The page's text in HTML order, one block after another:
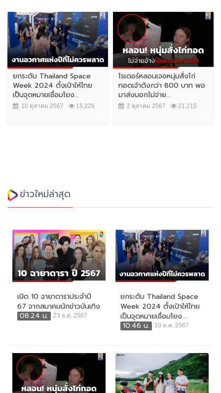
ยกระดับ Thailand Space
Week 2024 ตั้งเป้าให้ไทย
เป็นจุดหมายเชื่อมโยง...
10 ตุลาคม 2567 15,226
ไรเดอร์หลอนเจอหนุ่มสั่งไก่
ทอดเจ้าดังกว่า 800 บาท พอ
มาส่งบอกไม่จ่าย...
2 ตุลาคม 2567 21,215
ข่าวใหม่ล่าสุด
เปิด 10 ฉายาดาราประจำปี
67 จากสมาคมนักข่าวบันเทิง
08:24 น.
23 ธ.ค. 2567
ยกระดับ Thailand Space
Week 2024 ตั้งเป้าให้ไทย
เป็นจุดหมายเชื่อมโยง...
10:46 น.
10 ต.ค. 2567